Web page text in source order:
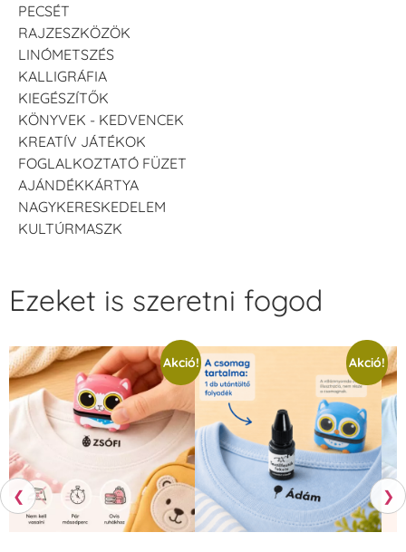
PECSÉT
RAJZESZKÖZÖK
LINÓMETSZÉS
KALLIGRÁFIA
KIEGÉSZÍTŐK
KÖNYVEK - KEDVENCEK
KREATÍV JÁTÉKOK
FOGLALKOZTATÓ FÜZET
AJÁNDÉKKÁRTYA
NAGYKERESKEDELEM
KULTÚRMASZK
❮
Ezeket is szeretni fogod
Akció! Akció!
❯